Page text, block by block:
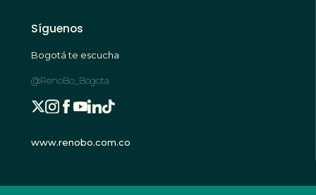
Síguenos
Bogotá te escucha
@RenoBo_Bogota
www.renobo.com.co